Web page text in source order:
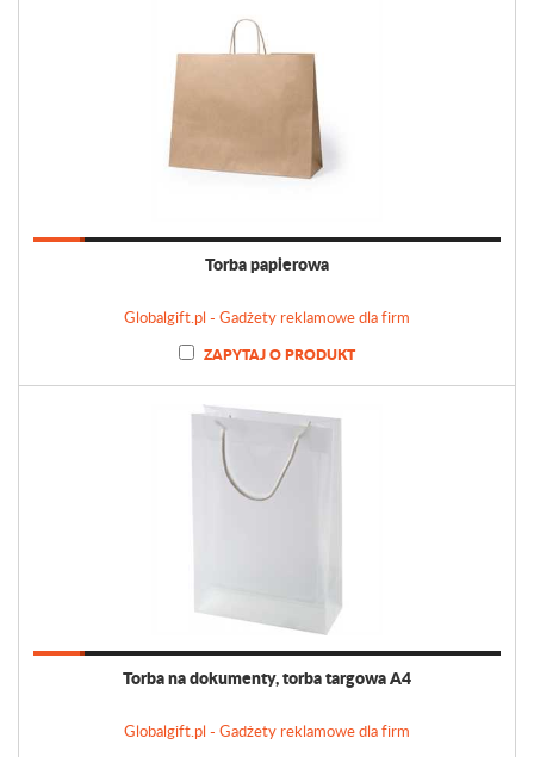
Torba papierowa
Globalgift.pl - Gadżety reklamowe dla firm
ZAPYTAJ O PRODUKT
Torba na dokumenty, torba targowa A4
Globalgift.pl - Gadżety reklamowe dla firm